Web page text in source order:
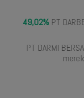
49,02% PT
PT DARMI